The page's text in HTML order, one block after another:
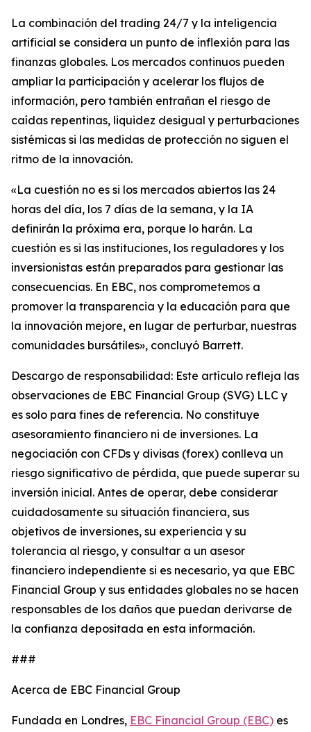
La combinación del trading 24/7 y la inteligencia
artificial se considera un punto de inflexión para las
finanzas globales. Los mercados continuos pueden
ampliar la participación y acelerar los flujos de
información, pero también entrañan el riesgo de
caídas repentinas, liquidez desigual y perturbaciones
sistémicas si las medidas de protección no siguen el
ritmo de la innovación.
«La cuestión no es si los mercados abiertos las 24
horas del día, los 7 días de la semana, y la IA
definirán la próxima era, porque lo harán. La
cuestión es si las instituciones, los reguladores y los
inversionistas están preparados para gestionar las
consecuencias. En EBC, nos comprometemos a
promover la transparencia y la educación para que
la innovación mejore, en lugar de perturbar, nuestras
comunidades bursátiles», concluyó Barrett.
Descargo de responsabilidad: Este artículo refleja las
observaciones de EBC Financial Group (SVG) LLC y
es solo para fines de referencia. No constituye
asesoramiento financiero ni de inversiones. La
negociación con CFDs y divisas (forex) conlleva un
riesgo significativo de pérdida, que puede superar su
inversión inicial. Antes de operar, debe considerar
cuidadosamente su situación financiera, sus
objetivos de inversiones, su experiencia y su
tolerancia al riesgo, y consultar a un asesor
financiero independiente si es necesario, ya que EBC
Financial Group y sus entidades globales no se hacen
responsables de los daños que puedan derivarse de
la confianza depositada en esta información.
###
Acerca de EBC Financial Group
Fundada en Londres, EBC Financial Group (EBC) es